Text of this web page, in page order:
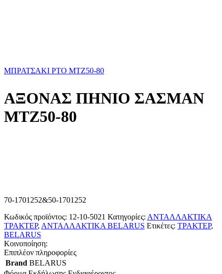
ΜΠΡΑΤΣΑΚΙ ΡΤΟ ΜΤΖ50-80
ΑΞΟΝΑΣ ΠΗΝΙΟ ΣΑΣΜΑΝ
ΜΤΖ50-80
70-1701252&50-1701252
Κωδικός προϊόντος: 12-10-5021 Κατηγορίες: ΑΝΤΑΛΛΑΚΤΙΚΑ
ΤΡΑΚΤΕΡ, ΑΝΤΑΛΛΑΚΤΙΚΑ BELARUS Ετικέτες: ΤΡΑΚΤΕΡ,
BELARUS
Κοινοποίηση:
Επιπλέον πληροφορίες
Brand BELARUS